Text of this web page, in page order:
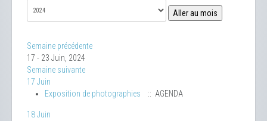
Aller au mois
Semaine précédente
17 - 23 Juin, 2024
Semaine suivante
17 Juin
Exposition de photographies
:: AGENDA
18 Juin